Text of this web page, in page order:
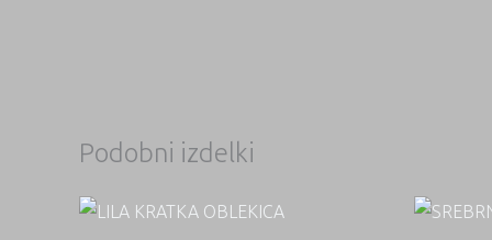
Podobni izdelki